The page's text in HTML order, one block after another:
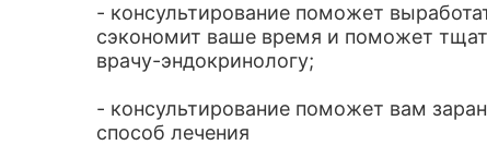
- консультирование поможет
сэкономит ваше время и поможет
врачу-эндокринологу;
- консультирование поможет вам
способ лечения